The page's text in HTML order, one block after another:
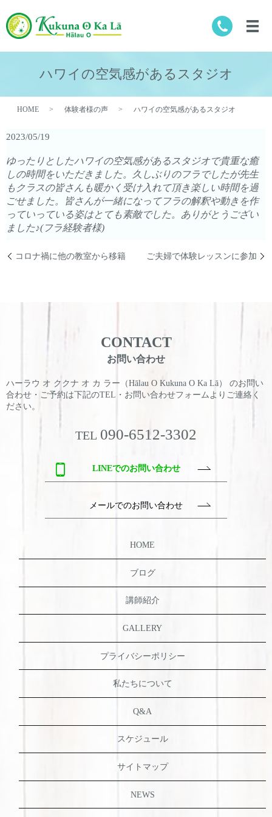
ハワイの空気感があるスタジオ
HOME 体験者様の声 ハワイの空気感があるスタジオ
2023/05/19
ゆったりとしたハワイの空気感があるスタジオで貴重な癒
しの時間をいただきました。久しぶりのフラでしたが先生
もクラスの皆さんも暖かく受け入れて頂き楽しい時間を過
ごせました。皆さんが一緒になってフラの解釈や動きを作
っていっている姿はとても素敵でした。ありがとうござい
ました♪(フラ経験者様)
コロナ禍に他の教室から移籍 ご夫婦で体験レッスンに参加
CONTACT
お問い合わせ
ハーラウ オ ククナ オ カ ラー（Hālau O Kukuna O Ka Lā） のお問い
合わせ・ご予約は下記のTEL・お問い合わせフォームよりご連絡く
ださい。
TEL 090-6512-3302
LINEでのお問い合わせ
メールでのお問い合わせ
HOME
ブログ
講師紹介
GALLERY
プライバシーポリシー
私たちについて
Q&A
スケジュール
サイトマップ
NEWS